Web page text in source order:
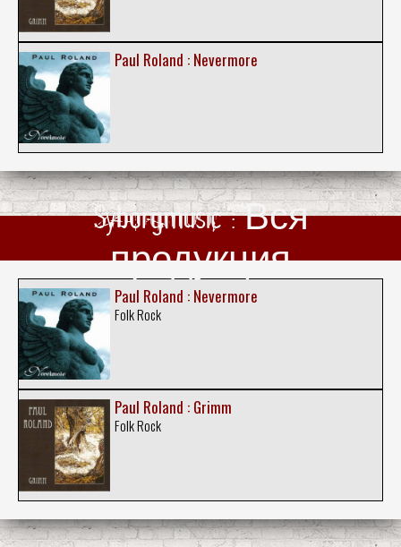
Paul Roland : Nevermore
Syborgmusic : Вся
продукция
Paul Roland : Nevermore
Folk Rock
Paul Roland : Grimm
Folk Rock